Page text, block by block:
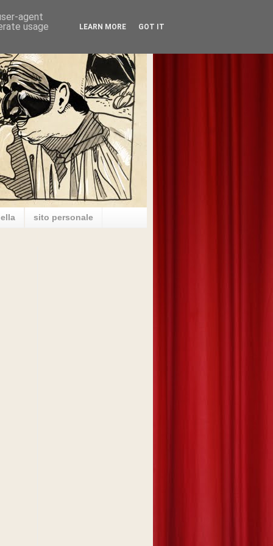
sito personale
agent
usage
LEARN MORE GOT IT